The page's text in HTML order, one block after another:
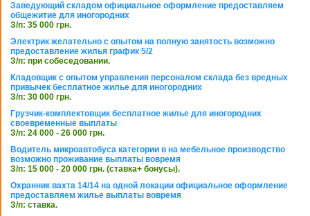
Заведующий складом официальное оформление предоставляем
общежитие для иногородних
З/п: 35 000 грн.
Электрик желательно с опытом на полную занятость возможно
предоставление жилья график 5/2
З/п: при собеседовании.
Кладовщик с опытом управления персоналом склада без вредных
привычек бесплатное жилье для иногородних
З/п: 30 000 грн.
Грузчик-комплектовщик бесплатное жилье для иногородних
своевременные выплаты
З/п: 24 000 - 26 000 грн.
Водитель микроавтобуса категории в на мебельное производство
возможно проживание выплаты вовремя
З/п: 15 000 - 20 000 грн. (ставка+ бонусы).
Охранник вахта 14/14 на одной локации официальное оформление
предоставляем жилье выплаты вовремя
З/п: ставка.